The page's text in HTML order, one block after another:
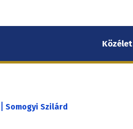
Közélet
Somogyi Szilárd